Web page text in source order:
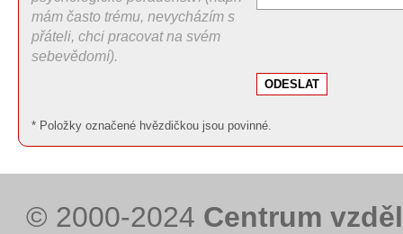
mám často trému, nevycházím s
přáteli, chci pracovat na svém
sebevědomí).
* Položky označené hvězdičkou jsou povinné.
© 2000-2024 Centrum